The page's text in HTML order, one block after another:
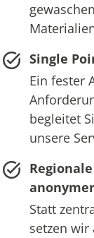
Single
Ein fester
begleitet
unsere
Statt
setzen